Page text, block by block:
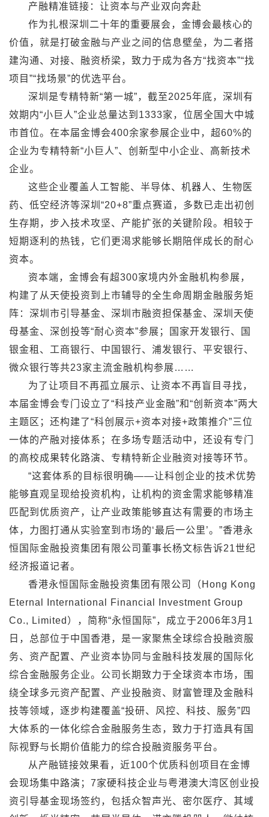
产融精准链接：让资本与产业双向奔赴
作为扎根深圳二十年的重要展会，金博会最核心的
价值，就是打破金融与产业之间的信息壁垒，为二者搭
建沟通、对接、融资桥梁，致力于成为各方“找资本”“找
项目”“找场景”的优选平台。
深圳是专精特新“第一城”，截至2025年底，深圳有
效期内“小巨人”企业总量达到1333家，位居全国大中城
市首位。在本届金博会400余家参展企业中，超60%的
企业为专精特新“小巨人”、创新型中小企业、高新技术
企业。
这些企业覆盖人工智能、半导体、机器人、生物医
药、低空经济等深圳“20+8”重点赛道，多数已走出初创
生存期，步入技术攻坚、产能扩张的关键阶段。相较于
短期逐利的热钱，它们更渴求能够长期陪伴成长的耐心
资本。
资本端，金博会有超300家境内外金融机构参展，
构建了从天使投资到上市辅导的全生命周期金融服务矩
阵：深圳市引导基金、深圳市融资担保基金、深圳天使
母基金、深创投等“耐心资本”参展；国家开发银行、国
银金租、工商银行、中国银行、浦发银行、平安银行、
微众银行等共23家主流金融机构参展……
为了让项目不再孤立展示、让资本不再盲目寻找，
本届金博会专门设立了“科技产业金融”和“创新资本”两大
主题区；还构建了“科创展示+资本对接+政策推介”三位
一体的产融对接体系；在多场专题活动中，还设有专门
的高校成果转化路演、专精特新企业融资对接等环节。
“这套体系的目标很明确——让科创企业的技术优势
能够直观呈现给投资机构，让机构的资金需求能够精准
匹配到优质资产，让产业政策能够直达有需要的市场主
体，力图打通从实验室到市场的‘最后一公里’。”香港永
恒国际金融投资集团有限公司董事长杨文标告诉21世纪
经济报道记者。
香港永恒国际金融投资集团有限公司（Hong Kong
Eternal International Financial Investment Group
Co., Limited），简称“永恒国际”，成立于2006年3月1
日，总部位于中国香港，是一家聚焦全球综合投融资服
务、资产配置、产业资本协同与金融科技发展的国际化
综合金融服务企业。公司长期致力于全球资本市场，围
绕全球多元资产配置、产业投融资、财富管理及金融科
技等领域，逐步构建覆盖“投研、风控、科技、服务”四
大体系的一体化综合金融服务生态，致力于打造具有国
际视野与长期价值能力的综合投融资服务平台。
从产融链接效果看，近100个优质科创项目在金博
会现场集中路演；7家硬科技企业与粤港澳大湾区创业投
资引导基金现场签约，包括众智声光、密尔医疗、其域